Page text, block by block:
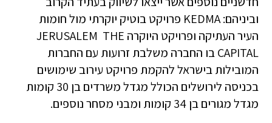
וביניהם: KEDMA פרויקט בוטיק יוקרתי מול חומות
העיר העתיקה ופרויקט היוקרה JERUSALEM THE
CAPITAL בו החברה משלבת זרועות עם החברות
המובילות בישראל להקמת פרויקט עירוב שימושים
בכניסה לירושלים הכולל מגדל משרדים בן 30 קומות
מגדל מגורים בן 34 קומות ומבני מסחר נוספים.